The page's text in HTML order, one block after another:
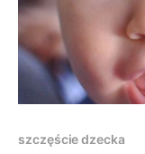
szczęście dzecka